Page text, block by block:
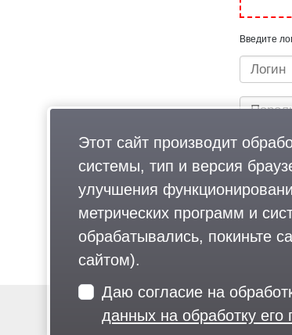
Введите
Быстрый
Этот сайт производит
системы, тип и версия
улучшения
метрических программ и
обрабатывались, покиньте
сайтом).
Даю согласие на
данных на обработку